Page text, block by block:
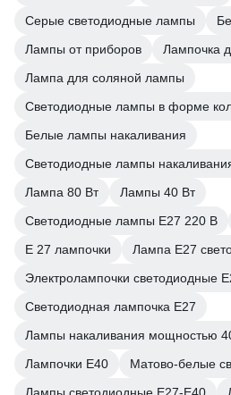
Серые светодиодные лампы
Лампы от приборов
Лампочка
Лампа для соляной лампы
Светодиодные лампы в форме
Белые лампы накаливания
Светодиодные лампы
Лампа 80 Вт
Лампы 40 Вт
Светодиодные лампы E27 220 В
E 27 лампочки
Лампа E27
Электролампочки светодиодные
Светодиодная лампочка E27
Лампы накаливания мощностью
Лампочки E40
Матово-белые